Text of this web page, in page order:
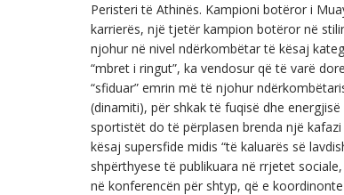
Peristeri të Athinës. Kampioni botëror i
karrierës, një tjetër kampion botëror në
njohur në nivel ndërkombëtar të kësaj
“mbret i ringut”, ka vendosur që të varë
“sfiduar” emrin më të njohur
(dinamiti), për shkak të fuqisë dhe
sportistët do të përplasen brenda një
kësaj supersfide midis “të kaluarës së
shpërthyese të publikuara në rrjetet
në konferencën për shtyp, që e